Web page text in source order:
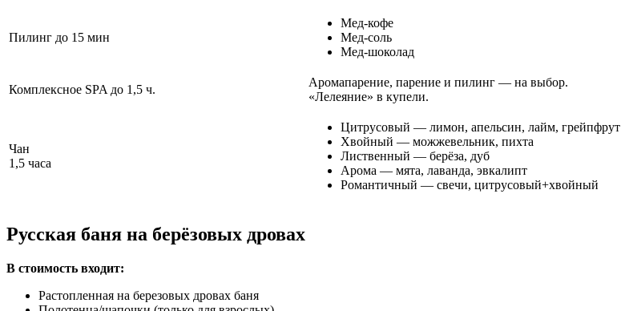
Пилинг до 15 мин
Мед-кофе
Мед-соль
Мед-шоколад
Комплексное SPA до 1,5 ч.
Аромапарение, парение и пилинг — на выбор.
«Лелеяние» в купели.
Чан
1,5 часа
Цитрусовый — лимон, апельсин, лайм, грейпфрут
Хвойный — можжевельник, пихта
Лиственный — берёза, дуб
Арома — мята, лаванда, эвкалипт
Романтичный — свечи, цитрусовый+хвойный
Русская баня на берёзовых дровах
В стоимость входит:
Растопленная на березовых дровах баня